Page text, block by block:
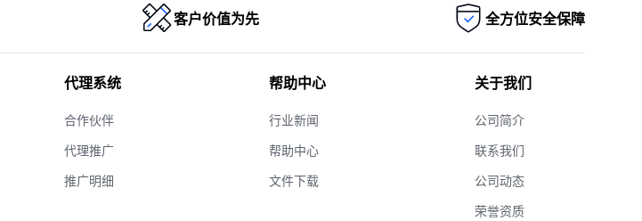
客户价值为先 全方位安全保障
代理系统
合作伙伴
代理推广
推广明细
帮助中心
行业新闻
帮助中心
文件下载
关于我们
公司简介
联系我们
公司动态
荣誉资质